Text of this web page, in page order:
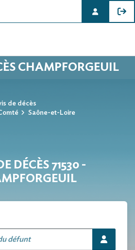
CHAMPFORGEUIL
de décès
Saône-et-Loire
DÉCÈS 71530 -